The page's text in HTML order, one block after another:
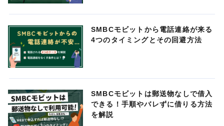
SMBCモビットから電話連絡が来る
4つのタイミングとその回避方法
SMBCモビットは郵送物なしで借入
できる！手順やバレずに借りる方法
を解説